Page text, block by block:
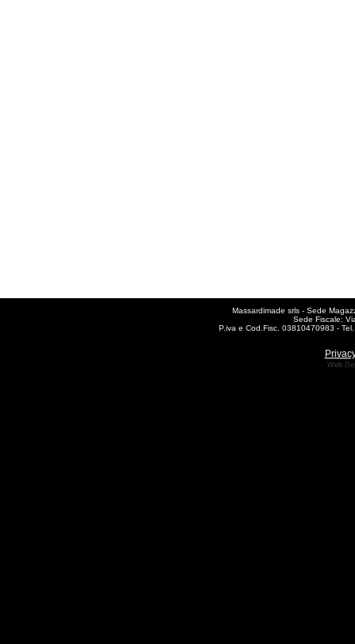
Massardimade srls - Sede
Sede Fiscale:
P.iva e Cod.Fisc. 03810470983 -
Web